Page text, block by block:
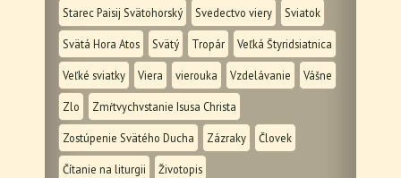
Starec Paisij Svätohorský Svedectvo viery Sviatok
Svätá Hora Atos Svätý Tropár Veľká Štyridsiatnica
Veľké sviatky Viera vierouka Vzdelávanie Vášne
Zlo Zmŕtvychvstanie Isusa Christa
Zostúpenie Svätého Ducha Zázraky Človek
Čítanie na liturgii Životopis